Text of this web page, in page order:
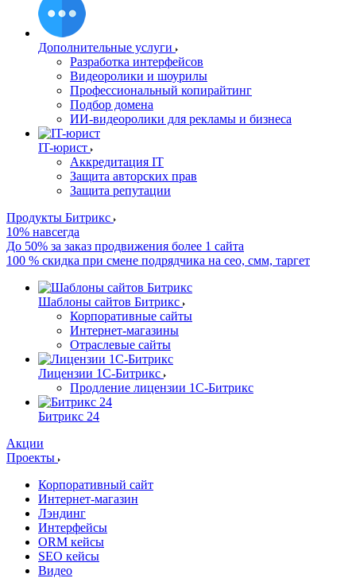
Дополнительные услуги
Разработка интерфейсов
Видеоролики и шоурилы
Профессиональный копирайтинг
Подбор домена
ИИ-видеоролики для рекламы и бизнеса
IT-юрист
Аккредитация IT
Защита авторских прав
Защита репутации
Продукты Битрикс
10% навсегда
До 50% за заказ продвижения более 1 сайта
100 % скидка при смене подрядчика на сео, смм, таргет
Шаблоны сайтов Битрикс
Корпоративные сайты
Интернет-магазины
Отраслевые сайты
Лицензии 1С-Битрикс
Продление лицензии 1С-Битрикс
Битрикс 24
Акции
Проекты
Корпоративный сайт
Интернет-магазин
Лэндинг
Интерфейсы
ORM кейсы
SEO кейсы
Видео